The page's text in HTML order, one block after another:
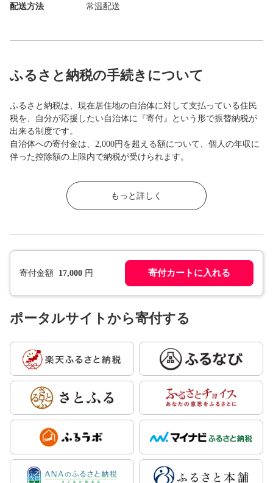
配送方法 常温配送
ふるさと納税の手続きについて
ふるさと納税は、現在居住地の自治体に対して支払っている住民
税を、自分が応援したい自治体に『寄付』という形で振替納税が
出来る制度です。
自治体への寄付金は、2,000円を超える額について、個人の年収に
伴った控除額の上限内で納税が受けられます。
もっと詳しく
寄付金額 17,000 円 寄付カートに入れる
ポータルサイトから寄付する